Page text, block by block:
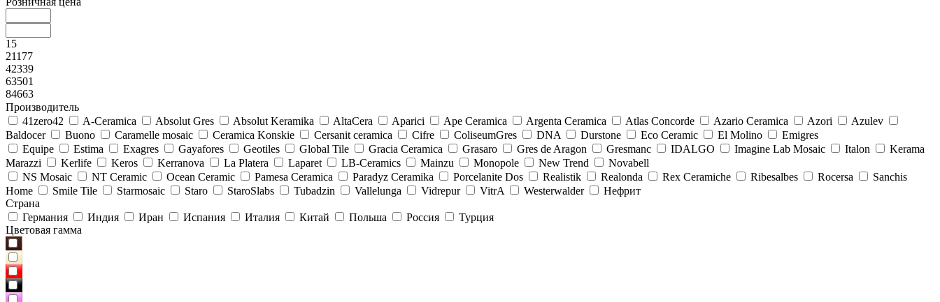
15
21177
42339
63501
84663
Производитель
41zero42
A-Ceramica Absolut Gres Absolut Keramika AltaCera Aparici Ape Ceramica Argenta Ceramica Atlas Concorde Azario Ceramica Azori
Azulev
Baldocer
Buono Caramelle mosaic Ceramica Konskie Cersanit ceramica Cifre ColiseumGres DNA Durstone Eco Ceramic El Molino
Emigres
Equipe
Estima Exagres Gayafores Geotiles Global Tile Gracia Ceramica Grasaro Gres de Aragon Gresmanc IDALGO Imagine Lab Mosaic Italon
Kerama
Marazzi
Kerlife Keros Kerranova La Platera Laparet LB-Ceramics Mainzu Monopole New Trend
Novabell
NS Mosaic
NT Ceramic Ocean Ceramic Pamesa Ceramica Paradyz Сeramika Porcelanite Dos Realistik Realonda Rex Ceramiche Ribesalbes Rocersa
Sanchis
Home
Smile Tile Starmosaic Staro StaroSlabs Tubadzin Vallelunga Vidrepur VitrA Westerwalder
Нефрит
Страна
Германия
Индия Иран Испания Италия Китай Польша Россия
Турция
Цветовая гамма